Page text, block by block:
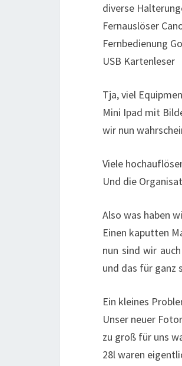
diverse
Fernauslöser
Fernbedienung
USB Kartenleser
Tja, viel
Mini Ipad mit
wir nun
Viele
Und die
Also was haben
Einen kaputten
nun sind wir
und das für ganz
Ein kleines
Unser neuer
zu groß für uns
28l waren